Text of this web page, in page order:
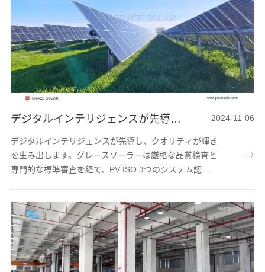
極的に対応しています。グレースソーラーはI...
デジタルインテリジェンスが先導、品質が輝きを生み | グレースソーラーISOの3つのシステム認証を取得し、国能の国際的な強さを際立たせている 2024-11-06
デジタルインテリジェンスが先導し、クオリティが輝き
を生み出します。グレースソーラーは厳格な品質検査と
専門的な標準審査を経て、PV ISO 3つのシステム認証
本位」の標準要求の下で、PV業界のデジタルインテリ
ジェンス変革の先駆者として、新しい品質生産性の発展
を目標に全力を尽くしています。 グレースソーラーは
PV業界の先駆者として、極端な気候条件の中で差別化
されたテストを行っています。16年間、業界を...